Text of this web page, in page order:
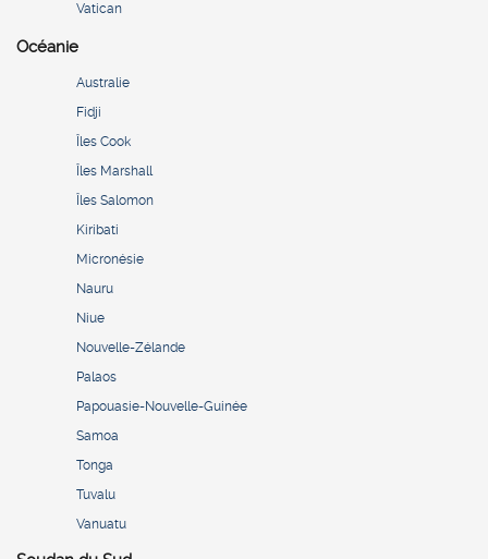
Vatican
Océanie
Australie
Fidji
Îles Cook
Îles Marshall
Îles Salomon
Kiribati
Micronésie
Nauru
Niue
Nouvelle-Zélande
Palaos
Papouasie-Nouvelle-Guinée
Samoa
Tonga
Tuvalu
Vanuatu